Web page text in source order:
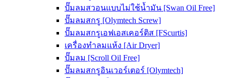
ปั๊มลมสวอนแบบไม่ใช้น้ำมัน [Swan Oil Free]
ปั๊มลมสกรู [Olymtech Screw]
ปั๊มลมสกรูเอฟเอสเคอร์ติส [FScurtis]
เครื่องทำลมแห้ง [Air Dryer]
ปั๊มลม [Scroll Oil Free]
ปั๊มลมสกรูอินเวอร์เตอร์ [Olymtech]